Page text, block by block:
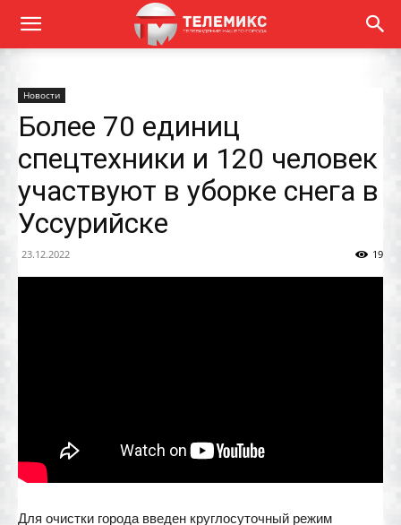
Новости
Более 70 единиц
спецтехники и 120 человек
участвуют в уборке снега в
Уссурийске
23.12.2022 19
Для очистки города введен круглосуточный режим